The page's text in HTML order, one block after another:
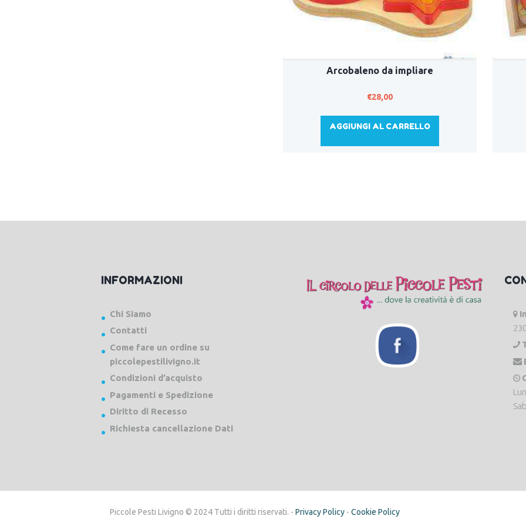
Arcobaleno da impliare
€28,00
AGGIUNGI AL CARRELLO
INFORMAZIONI
Chi Siamo
Contatti
Come fare un ordine su
piccolepestilivigno.it
Condizioni d’acquisto
Pagamenti e Spedizione
Diritto di Recesso
Richiesta cancellazione Dati
Piccole Pesti Livigno © 2024 Tutti i diritti riservati. - Privacy Policy - Cookie Policy